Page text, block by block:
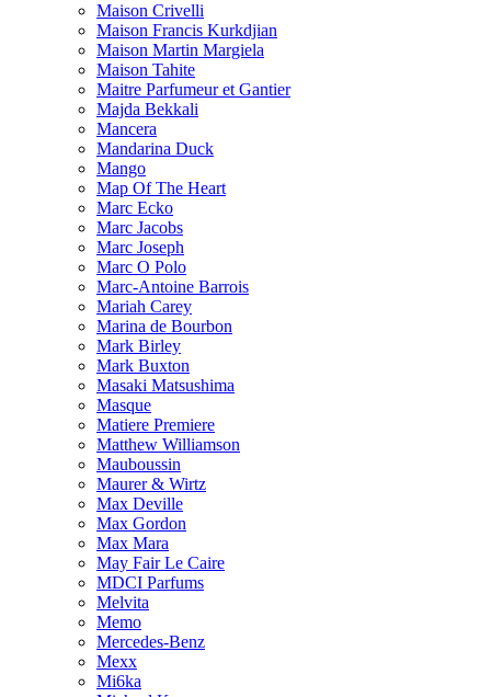
Maison Crivelli
Maison Francis Kurkdjian
Maison Martin Margiela
Maison Tahite
Maitre Parfumeur et Gantier
Majda Bekkali
Mancera
Mandarina Duck
Mango
Map Of The Heart
Marc Ecko
Marc Jacobs
Marc Joseph
Marc O Polo
Marc-Antoine Barrois
Mariah Carey
Marina de Bourbon
Mark Birley
Mark Buxton
Masaki Matsushima
Masque
Matiere Premiere
Matthew Williamson
Mauboussin
Maurer & Wirtz
Max Deville
Max Gordon
Max Mara
May Fair Le Caire
MDCI Parfums
Melvita
Memo
Mercedes-Benz
Mexx
Mi6ka